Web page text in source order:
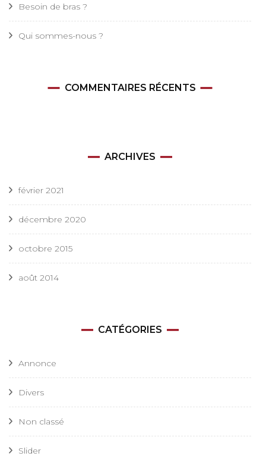
Besoin de bras ?
Qui sommes-nous ?
COMMENTAIRES RÉCENTS
ARCHIVES
février 2021
décembre 2020
octobre 2015
août 2014
CATÉGORIES
Annonce
Divers
Non classé
Slider